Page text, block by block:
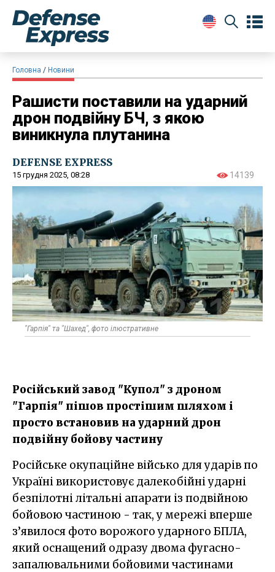
Головна Новини
Рашисти поставили на ударний
дрон подвійну БЧ, з якою
виникнула плутанина
DEFENSE EXPRESS
15 грудня 2025, 08:28 14139
"Гарпія" та "Шахед", фото ілюстративне
Російський завод "Купол" з дроном
"Гарпія" пішов простішим шляхом і
просто встановив на ударний дрон
подвійну бойову частину
Російське окупаційне військо для ударів по
Україні використовує далекобійні ударні
безпілотні літальні апарати із подвійною
бойовою частиною - так, у мережі вперше
з’явилося фото ворожого ударного БПЛА,
який оснащений одразу двома фугасно-
запалювальними бойовими частинами